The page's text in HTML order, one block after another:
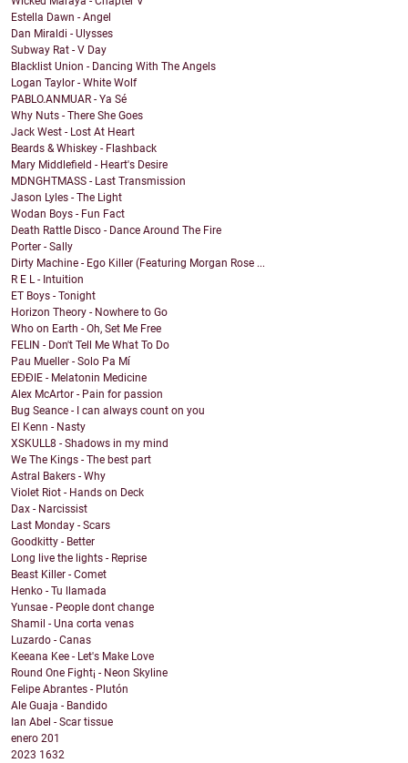
Estella Dawn - Angel
Dan Miraldi - Ulysses
Subway Rat - V Day
Blacklist Union - Dancing With The Angels
Logan Taylor - White Wolf
PABLO.ANMUAR - Ya Sé
Why Nuts - There She Goes
Jack West - Lost At Heart
Beards & Whiskey - Flashback
Mary Middlefield - Heart's Desire
MDNGHTMASS - Last Transmission
Jason Lyles - The Light
Wodan Boys - Fun Fact
Death Rattle Disco - Dance Around The Fire
Porter - Sally
Dirty Machine - Ego Killer (Featuring Morgan Rose ...
R E L - Intuition
ET Boys - Tonight
Horizon Theory - Nowhere to Go
Who on Earth - Oh, Set Me Free
FELIN - Don't Tell Me What To Do
Pau Mueller - Solo Pa Mí
EĐĐIE - Melatonin Medicine
Alex McArtor - Pain for passion
Bug Seance - I can always count on you
El Kenn - Nasty
XSKULL8 - Shadows in my mind
We The Kings - The best part
Astral Bakers - Why
Violet Riot - Hands on Deck
Dax - Narcissist
Last Monday - Scars
Goodkitty - Better
Long live the lights - Reprise
Beast Killer - Comet
Henko - Tu llamada
Yunsae - People dont change
Shamil - Una corta venas
Luzardo - Canas
Keeana Kee - Let's Make Love
Round One Fight¡ - Neon Skyline
Felipe Abrantes - Plutón
Ale Guaja - Bandido
Ian Abel - Scar tissue
enero 201
2023 1632